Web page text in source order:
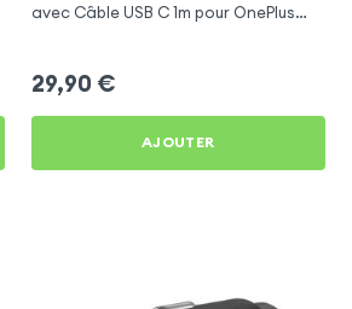
avec Câble USB C 1m pour OnePlus
29,90 €
AJOUTER